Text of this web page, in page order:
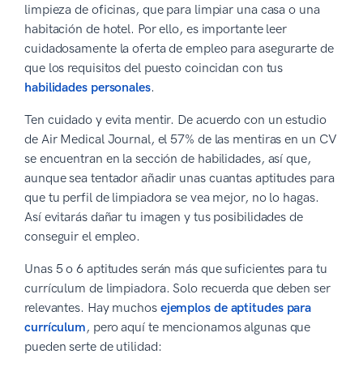
limpieza de oficinas, que para limpiar una casa o una
habitación de hotel. Por ello, es importante leer
cuidadosamente la oferta de empleo para asegurarte de
que los requisitos del puesto coincidan con tus
habilidades personales.
Ten cuidado y evita mentir. De acuerdo con un estudio
de Air Medical Journal, el 57% de las mentiras en un CV
se encuentran en la sección de habilidades, así que,
aunque sea tentador añadir unas cuantas aptitudes para
que tu perfil de limpiadora se vea mejor, no lo hagas.
Así evitarás dañar tu imagen y tus posibilidades de
conseguir el empleo.
Unas 5 o 6 aptitudes serán más que suficientes para tu
currículum de limpiadora. Solo recuerda que deben ser
relevantes. Hay muchos ejemplos de aptitudes para
currículum, pero aquí te mencionamos algunas que
pueden serte de utilidad: